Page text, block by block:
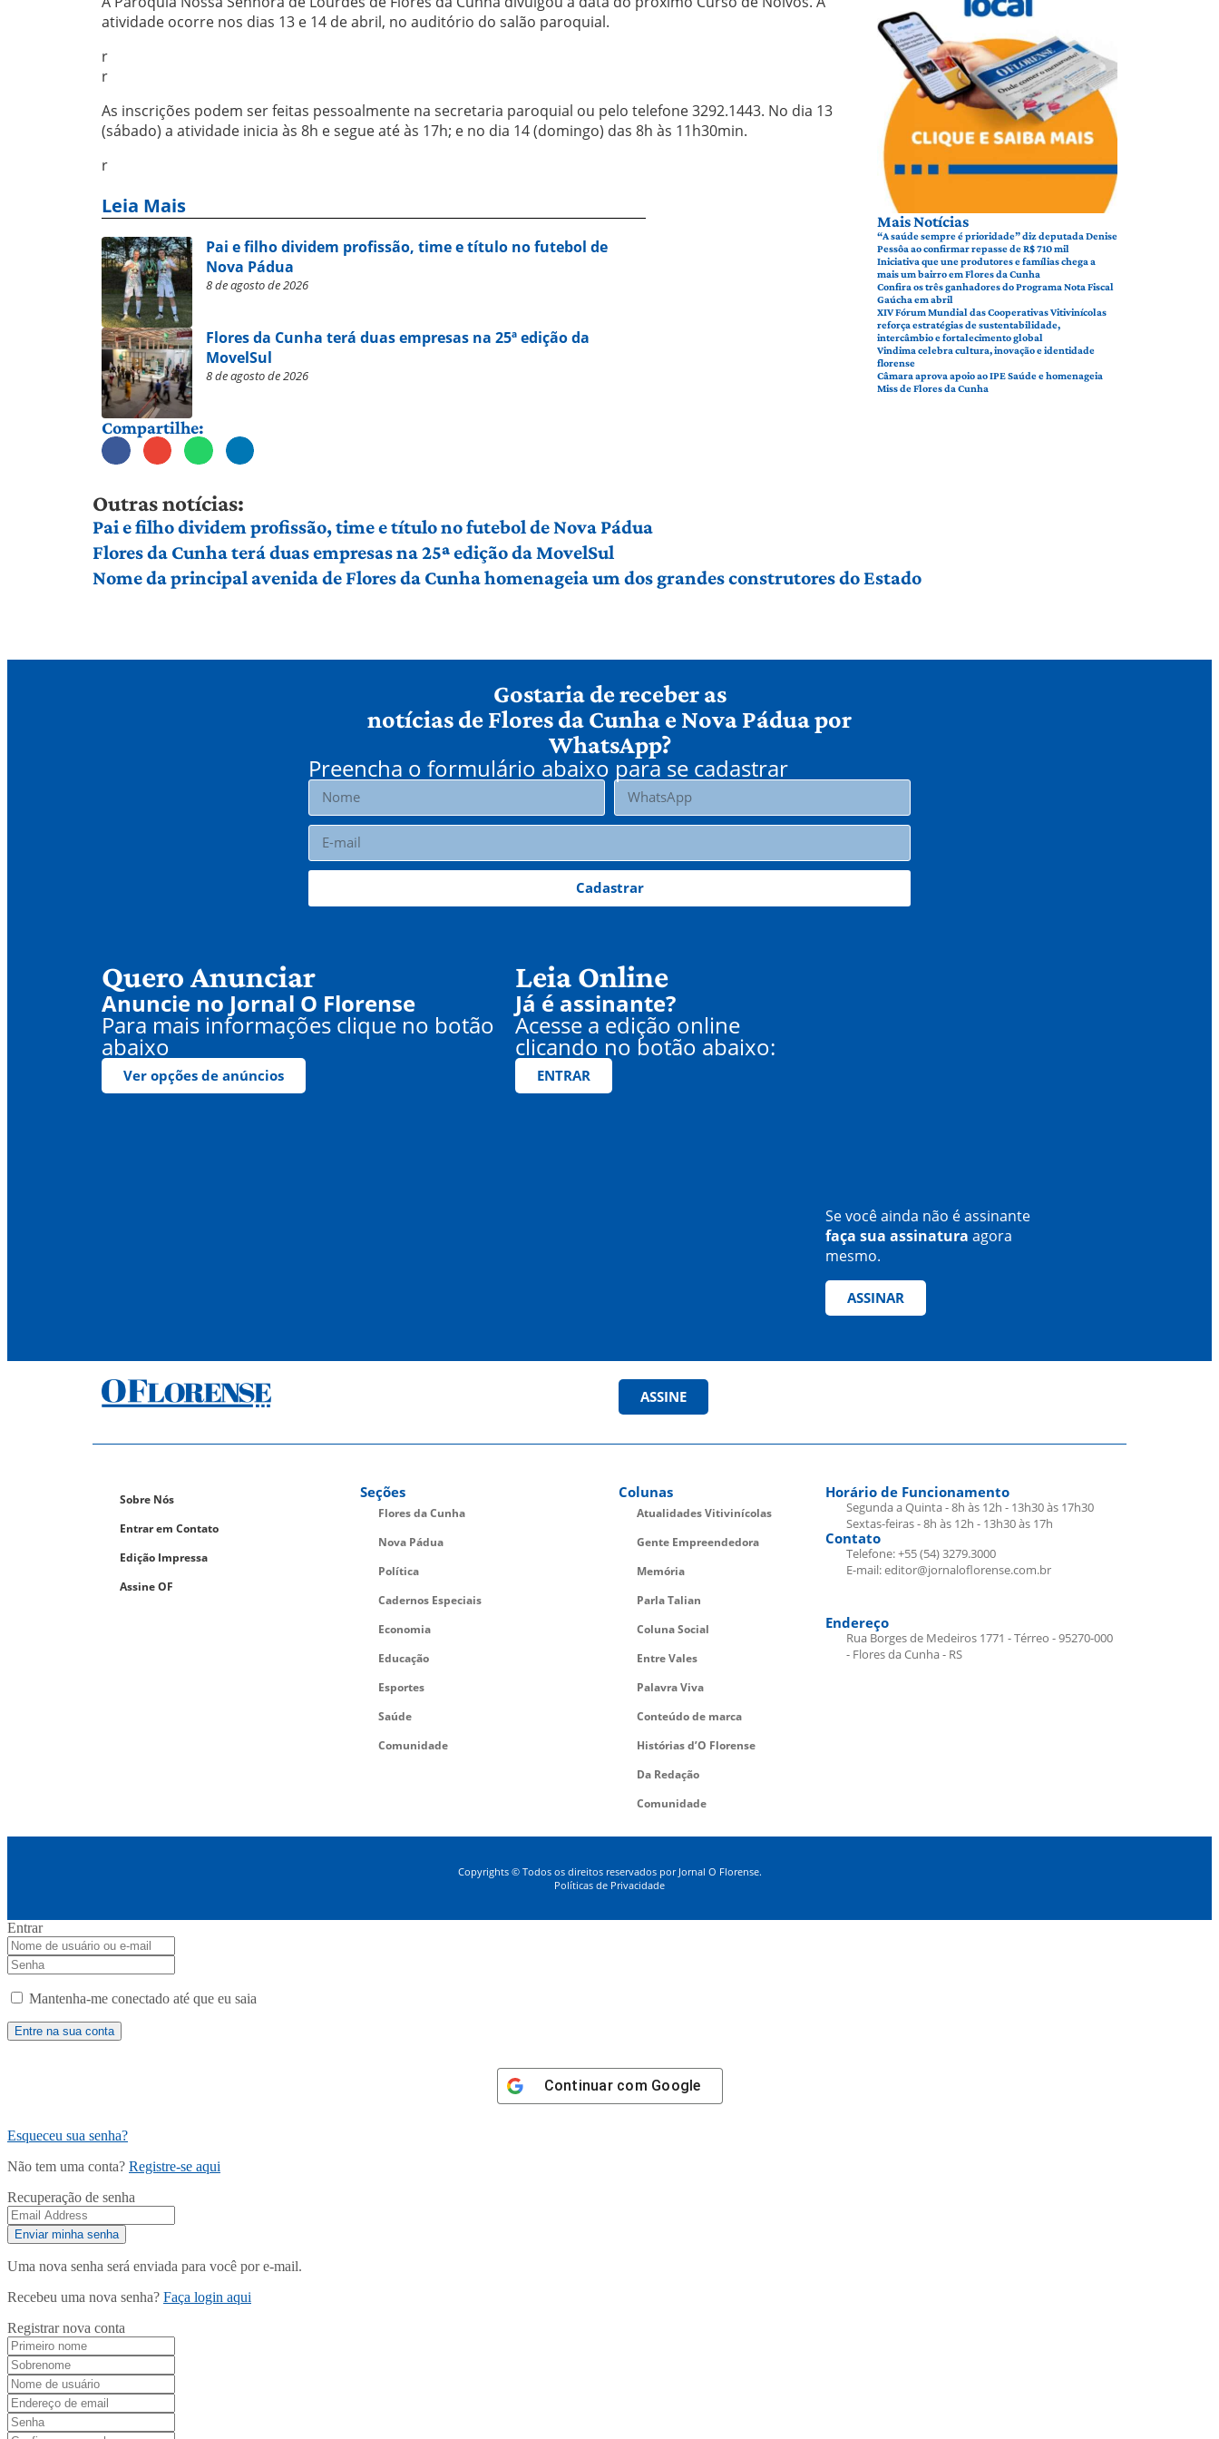
atividade ocorre nos dias 13 e 14 de abril, no auditório do salão paroquial.
r
r
As inscrições podem ser feitas pessoalmente na secretaria paroquial ou pelo telefone 3292.1443. No dia 13
(sábado) a atividade inicia às 8h e segue até às 17h; e no dia 14 (domingo) das 8h às 11h30min.
r
Leia Mais
Pai e filho dividem profissão, time e título no futebol de
Nova Pádua
8 de agosto de 2026
Flores da Cunha terá duas empresas na 25ª edição da
MovelSul
8 de agosto de 2026
Compartilhe:
Mais Notícias
“A saúde sempre é prioridade” diz deputada Denise
Pessôa ao confirmar repasse de R$ 710 mil
Iniciativa que une produtores e famílias chega a
mais um bairro em Flores da Cunha
Confira os três ganhadores do Programa Nota Fiscal
Gaúcha em abril
XIV Fórum Mundial das Cooperativas Vitivinícolas
reforça estratégias de sustentabilidade,
intercâmbio e fortalecimento global
Vindima celebra cultura, inovação e identidade
florense
Câmara aprova apoio ao IPE Saúde e homenageia
Miss de Flores da Cunha
Outras notícias:
Pai e filho dividem profissão, time e título no futebol de Nova Pádua
Flores da Cunha terá duas empresas na 25ª edição da MovelSul
Nome da principal avenida de Flores da Cunha homenageia um dos grandes construtores do Estado
Gostaria de receber as
notícias de Flores da Cunha e Nova Pádua por
WhatsApp?
Preencha o formulário abaixo para se cadastrar
Cadastrar
Quero Anunciar
Anuncie no Jornal O Florense
Para mais informações clique no botão
abaixo
Ver opções de anúncios
Leia Online
Já é assinante?
Acesse a edição online
clicando no botão abaixo:
ENTRAR
Se você ainda não é assinante
faça sua assinatura agora
mesmo.
ASSINAR
ASSINE
Sobre Nós
Entrar em Contato
Edição Impressa
Assine OF
Seções
Flores da Cunha
Nova Pádua
Política
Cadernos Especiais
Economia
Educação
Esportes
Saúde
Comunidade
Colunas
Atualidades Vitivinícolas
Gente Empreendedora
Memória
Parla Talian
Coluna Social
Entre Vales
Palavra Viva
Conteúdo de marca
Histórias d’O Florense
Da Redação
Comunidade
Horário de Funcionamento
Segunda a Quinta - 8h às 12h - 13h30 às 17h30
Sextas-feiras - 8h às 12h - 13h30 às 17h
Contato
Telefone: +55 (54) 3279.3000
E-mail: editor@jornaloflorense.com.br
Endereço
Rua Borges de Medeiros 1771 - Térreo - 95270-000
- Flores da Cunha - RS
Copyrights © Todos os direitos reservados por Jornal O Florense.
Políticas de Privacidade
Entrar
Mantenha-me conectado até que eu saia
Continuar com Google
Esqueceu sua senha?
Não tem uma conta? Registre-se aqui
Recuperação de senha
Uma nova senha será enviada para você por e-mail.
Recebeu uma nova senha? Faça login aqui
Registrar nova conta